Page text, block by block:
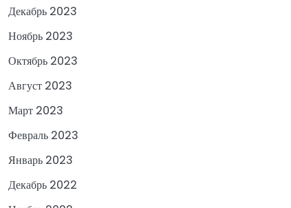
Декабрь 2023
Ноябрь 2023
Октябрь 2023
Август 2023
Март 2023
Февраль 2023
Январь 2023
Декабрь 2022